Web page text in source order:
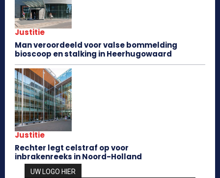
Justitie
Man veroordeeld voor valse bommelding
bioscoop en stalking in Heerhugowaard
Justitie
Rechter legt celstraf op voor
inbrakenreeks in Noord-Holland
UW LOGO HIER